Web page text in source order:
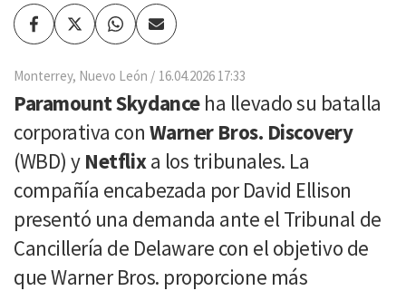
FacebookTwitterWhatsapp
Enviar
por
Monterrey, Nuevo León 16.04.2026 17:33
Paramount Skydanceha llevado su batalla
corporativa con Warner Bros. Discovery
(WBD) y Netflixa los tribunales. La
compañía encabezada por David Ellison
presentó una demanda ante el Tribunal de
Cancillería de Delaware con el objetivo de
que Warner Bros. proporcione más